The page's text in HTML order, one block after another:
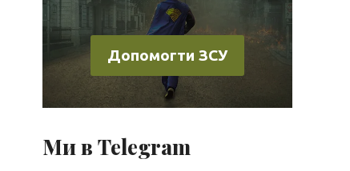
Допомогти ЗСУ
Ми в Telegram